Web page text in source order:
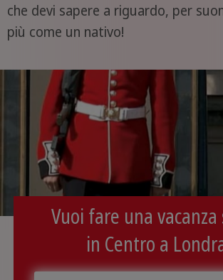
che devi sapere a riguardo, per
più come un nativo!
Vuoi fare una
in Centro a